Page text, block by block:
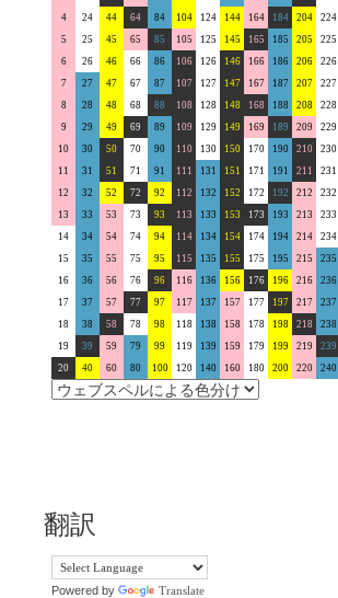
4
24 44 64 84 104 124 144 164 184 204 224
5
25 45 65 85 105 125 145 165 185 205 225
6
26 46 66 86 106 126 146 166 186 206 226
7
27 47 67 87 107 127 147 167 187 207 227
8
28 48 68 88 108 128 148 168 188 208 228
9
29 49 69 89 109 129 149 169 189 209 229
10
30 50 70 90 110 130 150 170 190 210 230
11
31 51 71 91 111 131 151 171 191 211 231
12
32 52 72 92 112 132 152 172 192 212 232
13
33 53 73 93 113 133 153 173 193 213 233
14
34 54 74 94 114 134 154 174 194 214 234
15
35 55 75 95 115 135 155 175 195 215 235
16
36 56 76 96 116 136 156 176 196 216 236
17
37 57 77 97 117 137 157 177 197 217 237
18
38 58 78 98 118 138 158 178 198 218 238
19
39 59 79 99 119 139 159 179 199 219 239
20
40 60 80 100 120 140 160 180 200 220 240
翻訳
Powered by Translate